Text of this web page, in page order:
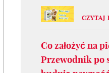
CZYTAJ
Co założyć na
Przewodnik po